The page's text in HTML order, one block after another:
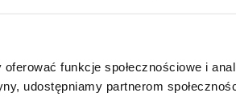
funkcje społecznościowe i
udostępniamy partnerom
przyniosło mnóstwo